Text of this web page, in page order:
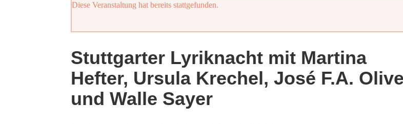
Diese Veranstaltung hat bereits stattgefunden.
Stuttgarter Lyriknacht mit Martina
Hefter, Ursula Krechel, José F.A.
und Walle Sayer